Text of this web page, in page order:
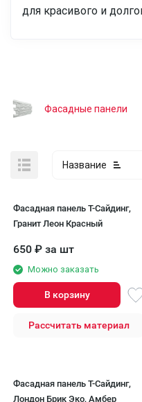
для красивого и
Фасадные панели
Название
Фасадная панель Т-Сайдинг,
Гранит Леон Красный
650 ₽ за шт
Можно заказать
В корзину
Рассчитать материал
Фасадная панель T-Сайдинг,
Лондон Брик Эко, Амбер